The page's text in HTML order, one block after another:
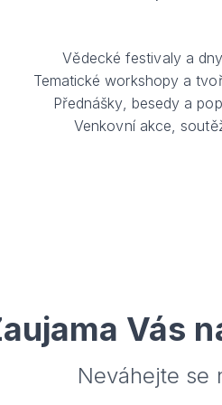
Vědecké festivaly a
Tematické workshopy a
Přednášky, besedy a
Venkovní akce,
Vás
Neváhejte se